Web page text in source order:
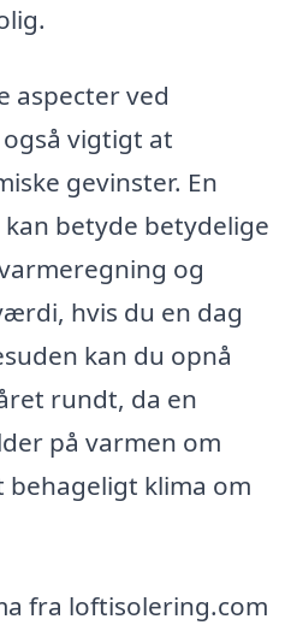
aspecter ved
vigtigt at
gevinster. En
betyde betydelige
og
hvis du en dag
kan du opnå
rundt, da en
på varmen om
klima om
fra loftisolering.com